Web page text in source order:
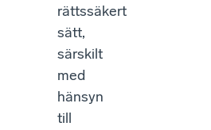
rättssäkert
sätt,
särskilt
med
hänsyn
till